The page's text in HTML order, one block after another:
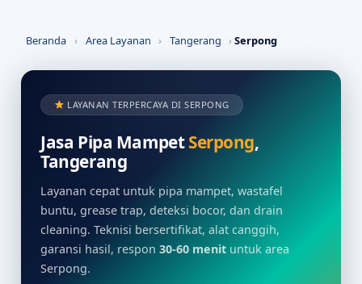
Beranda › Area Layanan › Tangerang ›Serpong
LAYANAN TERPERCAYA DI SERPONG
Jasa Pipa MampetSerpong,
Tangerang
Layanan cepat untuk pipa mampet, wastafel
buntu, grease trap, deteksi bocor, dan drain
cleaning. Teknisi bersertifikat, alat canggih,
garansi hasil, respon 30-60 menit untuk area
Serpong.